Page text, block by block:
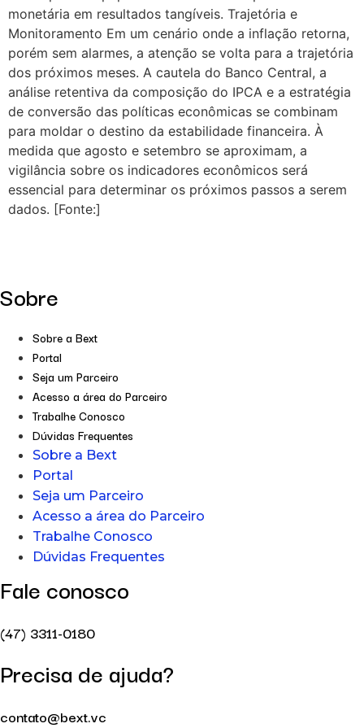
monetária em resultados tangíveis. Trajetória e
Monitoramento Em um cenário onde a inflação retorna,
porém sem alarmes, a atenção se volta para a trajetória
dos próximos meses. A cautela do Banco Central, a
análise retentiva da composição do IPCA e a estratégia
de conversão das políticas econômicas se combinam
para moldar o destino da estabilidade financeira. À
medida que agosto e setembro se aproximam, a
vigilância sobre os indicadores econômicos será
essencial para determinar os próximos passos a serem
dados. [Fonte:]
Sobre
Sobre a Bext
Portal
Seja um Parceiro
Acesso a área do Parceiro
Trabalhe Conosco
Dúvidas Frequentes
Sobre a Bext
Portal
Seja um Parceiro
Acesso a área do Parceiro
Trabalhe Conosco
Dúvidas Frequentes
Fale conosco
(47) 3311-0180
Precisa de ajuda?
contato@bext.vc